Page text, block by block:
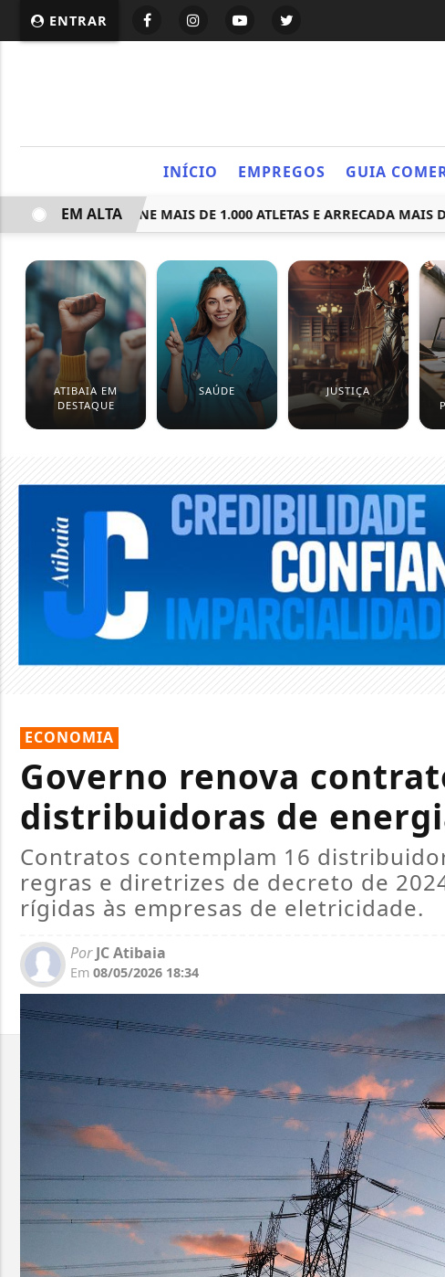
ENTRAR
INÍCIO EMPREGOS GUIA
ATIBAIA REÚNE MAIS DE 1.000 ATLETAS E ARRECADA MAIS DE
EM ALTA
ATIBAIA EM
DESTAQUE
SAÚDE JUSTIÇA
ECONOMIA
Governo renova
distribuidoras de
Contratos contemplam 16
regras e diretrizes de decreto de
rígidas às empresas de eletricidade.
PorJC Atibaia
Em 08/05/2026 18:34